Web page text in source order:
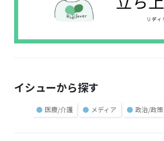
イシューから探す
● 医療/介護 ● メディア ● 政治/政策